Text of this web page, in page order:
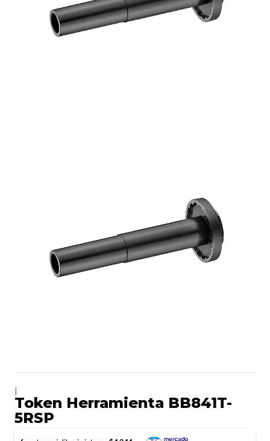
Token Herramienta BB841T-
5RSP